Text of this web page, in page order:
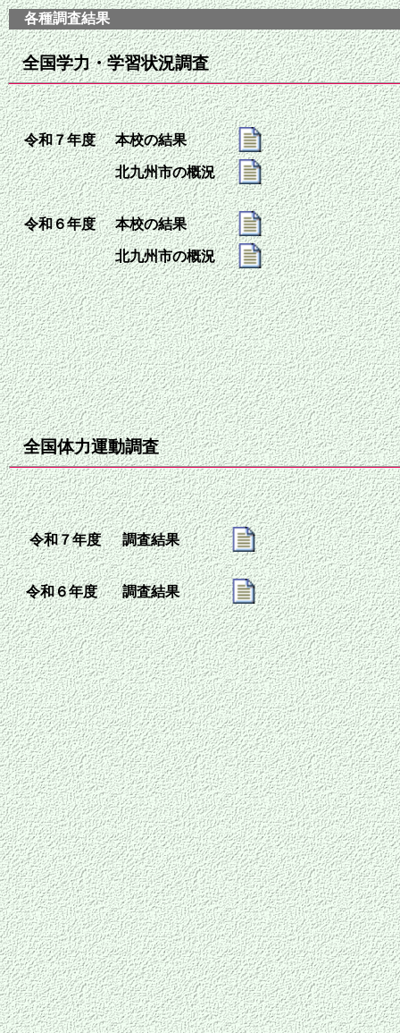
全国体力運動調査
令和７年度 調査結果
令和６年度 調査結果
全国学力・学習状況調査
令和７年度 本校の結果
北九州市の概況
令和６年度 本校の結果
北九州市の概況
各種調査結果